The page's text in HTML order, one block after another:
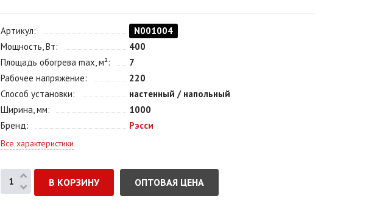
Артикул
N001004
Мощность, Вт
400
Площадь обогрева max, м²
7
Рабочее напряжение
220
Способ установки
настенный / напольный
Ширина, мм
1000
Бренд
Рэсси
Все характеристики
ОПТОВАЯ ЦЕНА